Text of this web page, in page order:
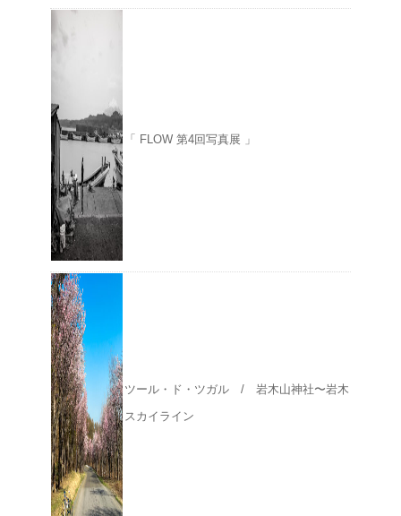
「 FLOW 第4回写真展 」
ツール・ド・ツガル / 岩木山神社〜岩木
スカイライン